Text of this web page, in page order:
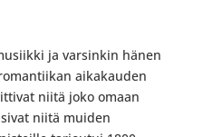
ja varsinkin hänen
aikakauden
niitä joko omaan
niitä muiden